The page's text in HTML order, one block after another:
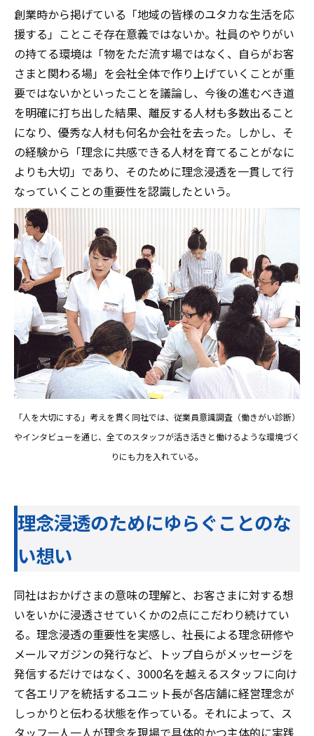
創業時から掲げている「地域の皆様のユタカな生活を応
援する」ことこそ存在意義ではないか。社員のやりがい
の持てる環境は「物をただ流す場ではなく、自らがお客
さまと関わる場」を会社全体で作り上げていくことが重
要ではないかといったことを議論し、今後の進むべき道
を明確に打ち出した結果、離反する人材も多数出ること
になり、優秀な人材も何名か会社を去った。しかし、そ
の経験から「理念に共感できる人材を育てることがなに
よりも大切」であり、そのために理念浸透を一貫して行
なっていくことの重要性を認識したという。
「人を大切にする」考えを貫く同社では、従業員意識調査（働きがい診断）
やインタビューを通じ、全てのスタッフが活き活きと働けるような環境づく
りにも力を入れている。
理念浸透のためにゆらぐことのな
い想い
同社はおかげさまの意味の理解と、お客さまに対する想
いをいかに浸透させていくかの2点にこだわり続けてい
る。理念浸透の重要性を実感し、社長による理念研修や
メールマガジンの発行など、トップ自らがメッセージを
発信するだけではなく、3000名を越えるスタッフに向け
て各エリアを統括するユニット長が各店舗に経営理念が
しっかりと伝わる状態を作っている。それによって、ス